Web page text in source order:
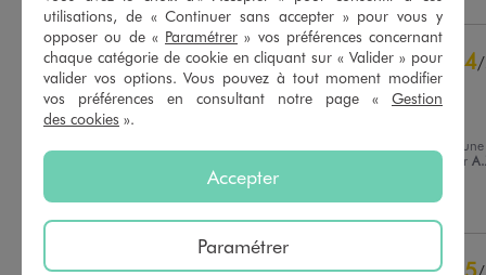
4/
Avis vérifié et récompensé
, suite à une
13/05/2026 par
Utile(0) Signaler
5
utilisations, de « Continuer sans accepter » pour vous y
opposer ou de « Paramétrer » vos préférences concernant
chaque catégorie de cookie en cliquant sur « Valider » pour
valider vos options. Vous pouvez à tout moment modifier
vos préférences en consultant notre page « Gestion
des cookies ».
Accepter
Paramétrer